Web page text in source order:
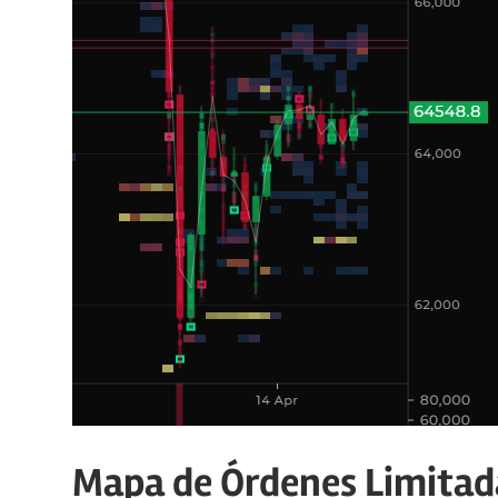
Mapa de Órdenes